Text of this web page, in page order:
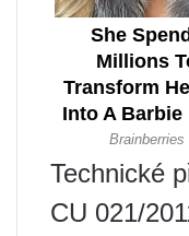
Technické
CU 021/